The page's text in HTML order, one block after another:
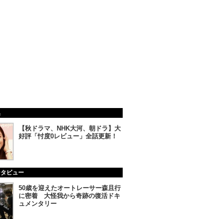
【秋ドラマ、NHK大河、朝ドラ】大
好評「忖度0レビュー」全話更新！
ビュー
50歳を迎えたオートレーサー森且行
に密着 大怪我から奇跡の復活ドキ
ュメンタリー